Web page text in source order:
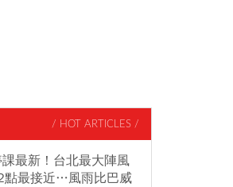
/ HOT ARTICLES /
最新！台北最大陣風
點最接近…風雨比巴威